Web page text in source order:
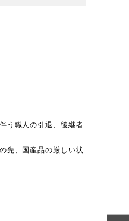
う職人の引退、後継者
先、国産品の厳しい状